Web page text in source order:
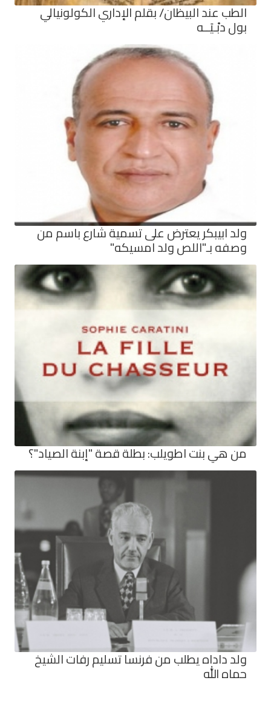
الطب عند البيظان/ بقلم الإداري الكولونيالي
بول دبْـيَــه
ولد ابيبكر يعترض على تسمية شارع باسم من
وصفه بـ"اللص ولد امسيكه"
من هي بنت اطويلب: بطلة قصة "إبنة الصياد"؟
ولد داداه يطلب من فرنسا تسليم رفات الشيخ
حماه الله